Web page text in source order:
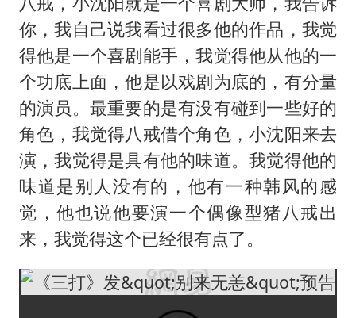
你，我自己说我看过很多他的作品，我觉
得他是一个喜剧能手，我觉得他从他的一
个功底上面，他是以戏剧为底的，有分量
的演员。最重要的是有没有碰到一些好的
角色，我觉得八戒借个角色，小沈阳来去
演，我觉得是具有他的味道。我觉得他的
味道是别人没有的，他有一种韩风的感
觉，他也说他要演一个偶像型猪八戒出
来，我觉得这个已经很有点了。